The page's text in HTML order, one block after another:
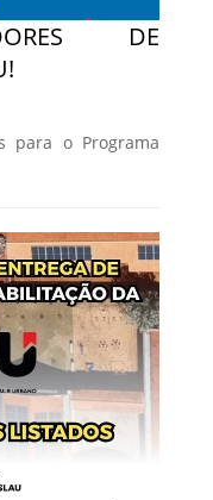
DE
para o Programa